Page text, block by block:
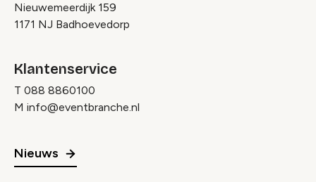
Nieuwemeerdijk 159
1171 NJ Badhoevedorp
Klantenservice
T 088 8860100
M info@eventbranche.nl
Nieuws